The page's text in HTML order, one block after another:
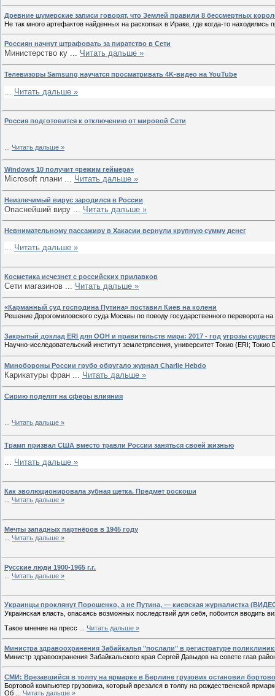
Древние шумерские записи говорят, что Землей правили 8 бессмертных
Не так много артефактов найденных на раскопках в Ираке, где когда-то
Россиян начнут штрафовать за пиратство в Сети
Министерство ку ... Читать дальше »
Телевизоры Samsung научатся просматривать 4K-видео на YouTube
Читать дальше »
Россия подготовится к отключению от мировой Сети
Читать дальше »
Windows 10 получит «режим геймера»
Microsoft плани ... Читать дальше »
Неизлечимый вирус зародился в России
Опаснейший виру ... Читать дальше »
Невнимательному пассажиру в Хакасии вернули крупную сумму денег
... Читать дальше »
Косметика исчезнет с российских прилавков
Сети магазинов ... Читать дальше »
«Карманный суд господина Путина» поставил Киев на колени
Решение Дорогомиловского суда Москвы по поводу государственного переворота
Закрытый доклад ERI для ООН и правительств мира: 2017 - год угрозы
Научно-исследовательский институт землетрясения, университет Токио (ERI;
Минобороны России грубо обругало журнал Charlie Hebdo
Карикатуры фран ... Читать дальше »
Сирию поделят на сферы влияния
Читать дальше »
Трамп призвал США вместо травли России заняться своей жизнью
... Читать дальше »
Как эволюционировала зубная щетка. Предмет роскоши
Читать дальше »
Мечты западных партнёров в 1945 году
Читать дальше »
Русские люди 1900-1965 г.г.
Читать дальше »
Украинцы проклянут Порошенко, а не Путина, — киевская журналистка
Украинская власть, опасаясь возможных последствий для себя, побоится вводить
Такое мнение на пресс
Читать дальше »
Министра здравоохранения Забайкалья "послали" в регистратуре
Министр здравоохранения Забайкальского края Сергей Давыдов на совете глав
СМИ: Врезавшийся в толпу на ярмарке в Берлине грузовик остановил
Бортовой компьютер грузовика, который врезался в толпу на рождественской
Об
Читать дальше »